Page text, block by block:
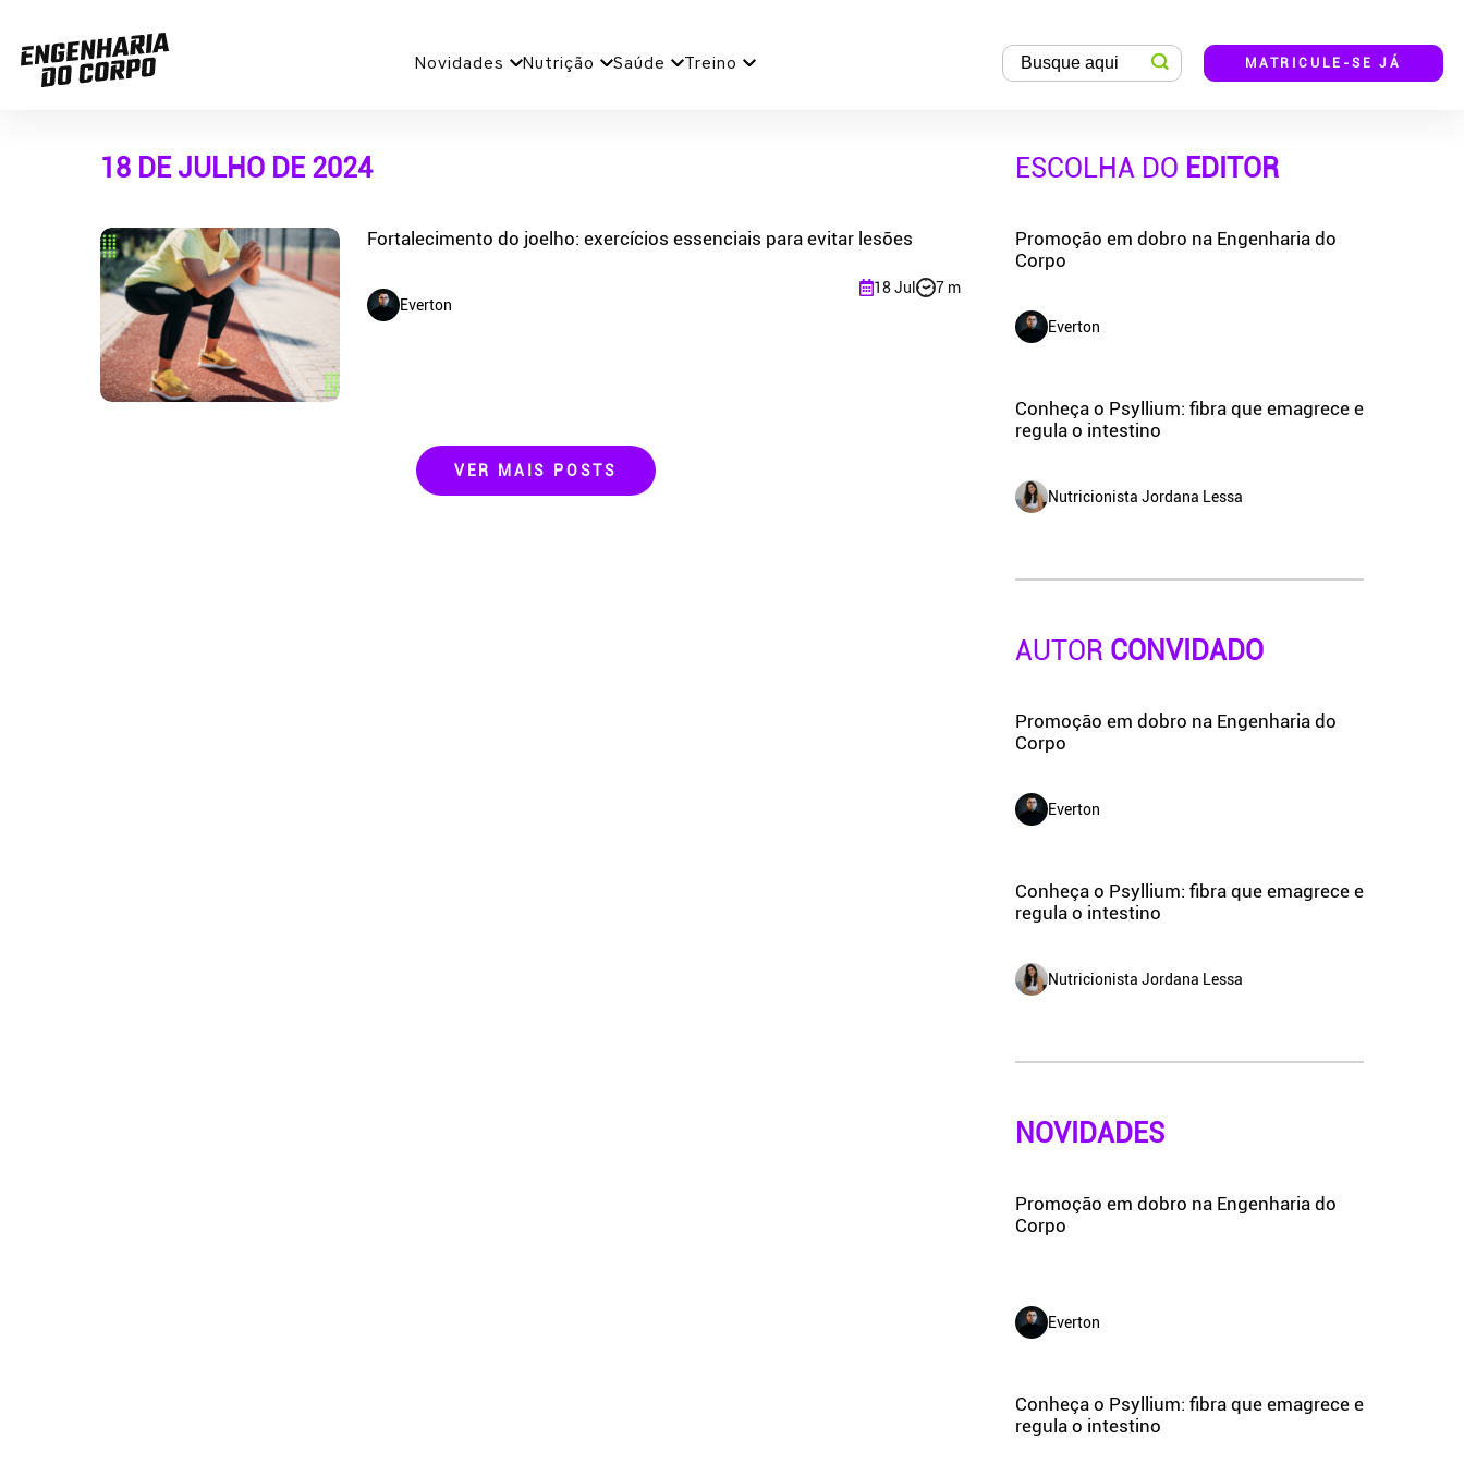
Novidades Nutrição Saúde Treino MATRICULE-SE JÁ
18 DE JULHO DE 2024
Fortalecimento do joelho: exercícios essenciais para evitar lesões
Everton
18 Jul 7 m
VER MAIS POSTS
ESCOLHA DO EDITOR
Promoção em dobro na Engenharia do
Corpo
Everton
Conheça o Psyllium: fibra que emagrece e
regula o intestino
Nutricionista Jordana Lessa
AUTOR CONVIDADO
Promoção em dobro na Engenharia do
Corpo
Everton
Conheça o Psyllium: fibra que emagrece e
regula o intestino
Nutricionista Jordana Lessa
NOVIDADES
Promoção em dobro na Engenharia do
Corpo
Everton
Conheça o Psyllium: fibra que emagrece e
regula o intestino